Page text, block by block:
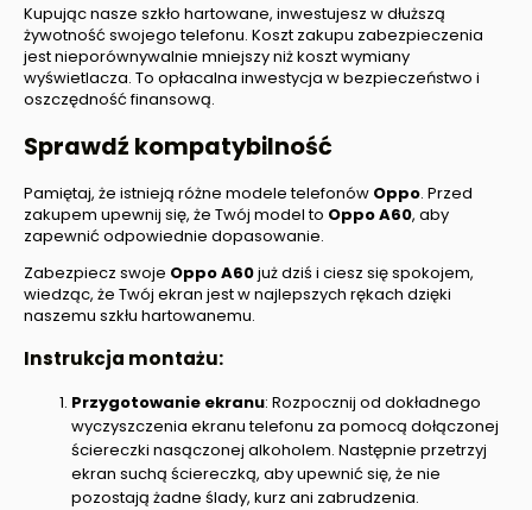
Kupując nasze szkło hartowane, inwestujesz w dłuższą
żywotność swojego telefonu. Koszt zakupu zabezpieczenia
jest nieporównywalnie mniejszy niż koszt wymiany
wyświetlacza. To opłacalna inwestycja w bezpieczeństwo i
oszczędność finansową.
Sprawdź kompatybilność
Pamiętaj, że istnieją różne modele telefonów Oppo. Przed
zakupem upewnij się, że Twój model to Oppo A60, aby
zapewnić odpowiednie dopasowanie.
Zabezpiecz swoje Oppo A60już dziś i ciesz się spokojem,
wiedząc, że Twój ekran jest w najlepszych rękach dzięki
naszemu szkłu hartowanemu.
Instrukcja montażu:
Przygotowanie ekranu: Rozpocznij od dokładnego
wyczyszczenia ekranu telefonu za pomocą dołączonej
ściereczki nasączonej alkoholem. Następnie przetrzyj
ekran suchą ściereczką, aby upewnić się, że nie
pozostają żadne ślady, kurz ani zabrudzenia.